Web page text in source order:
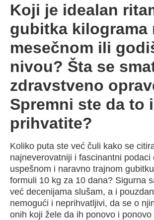
Koji je idealan
gubitka kilograma
mesečnom ili
nivou? Šta se
zdravstveno
Spremni ste da to i
prihvatite?
Koliko puta ste već čuli kako se
najneverovatniji i fascinantni podaci
uspešnom i naravno trajnom
formuli 10 kg za 10 dana? Sigurna
već decenijama slušam, a i
nemogući i neprihvatljivi, da se o
onih koji žele da ih ponovo i